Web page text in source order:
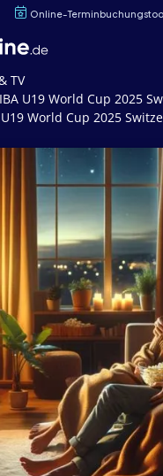
Online-
TV
U19 World Cup 2025
U19 World Cup 2025